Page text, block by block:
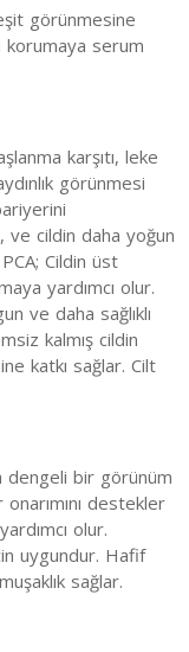
görünmesine
korumaya serum
karşıtı, leke
görünmesi
ve cildin daha yoğun
Cildin üst
yardımcı olur.
ve daha sağlıklı
kalmış cildin
katkı sağlar. Cilt
dengeli bir görünüm
destekler
olur.
uygundur. Hafif
sağlar.